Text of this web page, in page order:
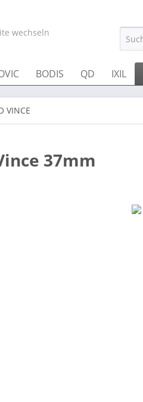
BODIS QD IXIL
VINCE
37mm